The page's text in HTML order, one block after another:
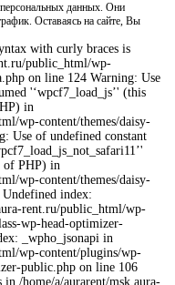
данных. Они
Оставаясь на сайте, Вы
with curly braces is
public_html/wp-
on line 124 Warning: Use
'‘wpcf7_load_js’' (this
in
wp-content/themes/daisy-
Use of undefined constant
of PHP) in
wp-content/themes/daisy-
index:
rent.ru/public_html/wp-
wp-head-optimizer-
_wpho_jsonapi in
wp-content/plugins/wp-
public.php on line 106
/home/a/aurarent/msk.aura-